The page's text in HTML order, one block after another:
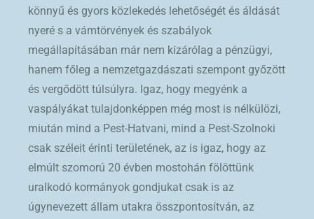
könnyű és gyors közlekedés lehetőségét és áldását
nyeré s a vámtörvények és szabályok
megállapításában már nem kizárólag a pénzügyi,
hanem főleg a nemzetgazdászati szempont győzött
és vergődött túlsúlyra. Igaz, hogy megyénk a
vaspályákat tulajdonképpen még most is nélkülözi,
miután mind a Pest-Hatvani, mind a Pest-Szolnoki
csak széleit érinti területének, az is igaz, hogy az
elmúlt szomorú 20 évben mostohán fölöttünk
uralkodó kormányok gondjukat csak is az
úgynevezett állam utakra összpontosítván, az